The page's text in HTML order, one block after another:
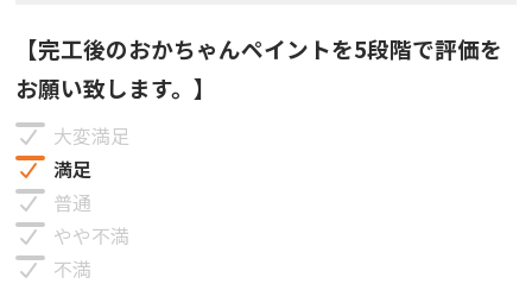
【完工後のおかちゃんペイントを5段階で評価を
お願い致します。】
大変満足
満足
普通
やや不満
不満